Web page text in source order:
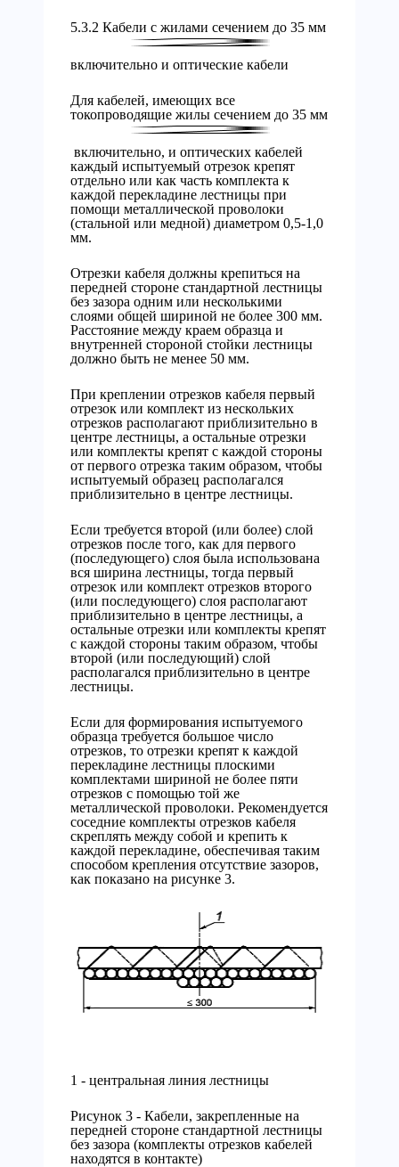
5.3.2 Кабели с жилами сечением до 35 мм
включительно и оптические кабели
Для кабелей, имеющих все
токопроводящие жилы сечением до 35 мм
включительно, и оптических кабелей
каждый испытуемый отрезок крепят
отдельно или как часть комплекта к
каждой перекладине лестницы при
помощи металлической проволоки
(стальной или медной) диаметром 0,5-1,0
мм.
Отрезки кабеля должны крепиться на
передней стороне стандартной лестницы
без зазора одним или несколькими
слоями общей шириной не более 300 мм.
Расстояние между краем образца и
внутренней стороной стойки лестницы
должно быть не менее 50 мм.
При креплении отрезков кабеля первый
отрезок или комплект из нескольких
отрезков располагают приблизительно в
центре лестницы, а остальные отрезки
или комплекты крепят с каждой стороны
от первого отрезка таким образом, чтобы
испытуемый образец располагался
приблизительно в центре лестницы.
Если требуется второй (или более) слой
отрезков после того, как для первого
(последующего) слоя была использована
вся ширина лестницы, тогда первый
отрезок или комплект отрезков второго
(или последующего) слоя располагают
приблизительно в центре лестницы, а
остальные отрезки или комплекты крепят
с каждой стороны таким образом, чтобы
второй (или последующий) слой
располагался приблизительно в центре
лестницы.
Если для формирования испытуемого
образца требуется большое число
отрезков, то отрезки крепят к каждой
перекладине лестницы плоскими
комплектами шириной не более пяти
отрезков с помощью той же
металлической проволоки. Рекомендуется
соседние комплекты отрезков кабеля
скреплять между собой и крепить к
каждой перекладине, обеспечивая таким
способом крепления отсутствие зазоров,
как показано на рисунке 3.
1 - центральная линия лестницы
Рисунок 3 - Кабели, закрепленные на
передней стороне стандартной лестницы
без зазора (комплекты отрезков кабелей
находятся в контакте)